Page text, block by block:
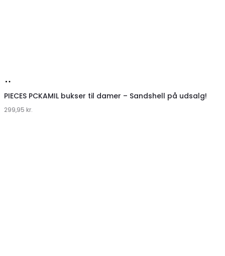
hos
Klædeskabet.dk
PIECES PCKAMIL bukser til damer – Sandshell på udsalg!
299,95 kr.